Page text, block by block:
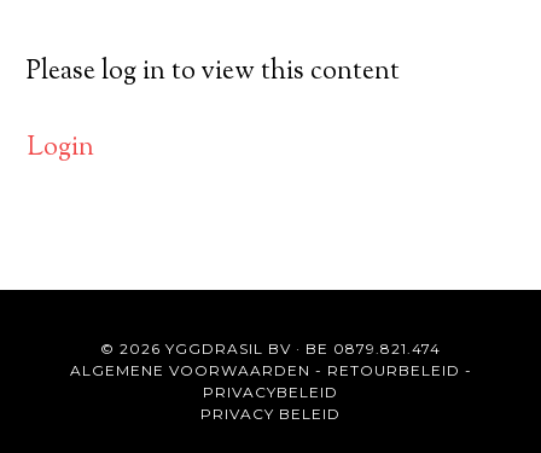
Please log in to view this content
Login
© 2026 YGGDRASIL BV · BE 0879.821.474
ALGEMENE VOORWAARDEN - RETOURBELEID -
PRIVACYBELEID
PRIVACY BELEID